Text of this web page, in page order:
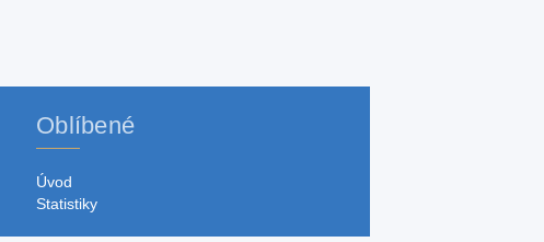
Oblíbené
Úvod
Statistiky